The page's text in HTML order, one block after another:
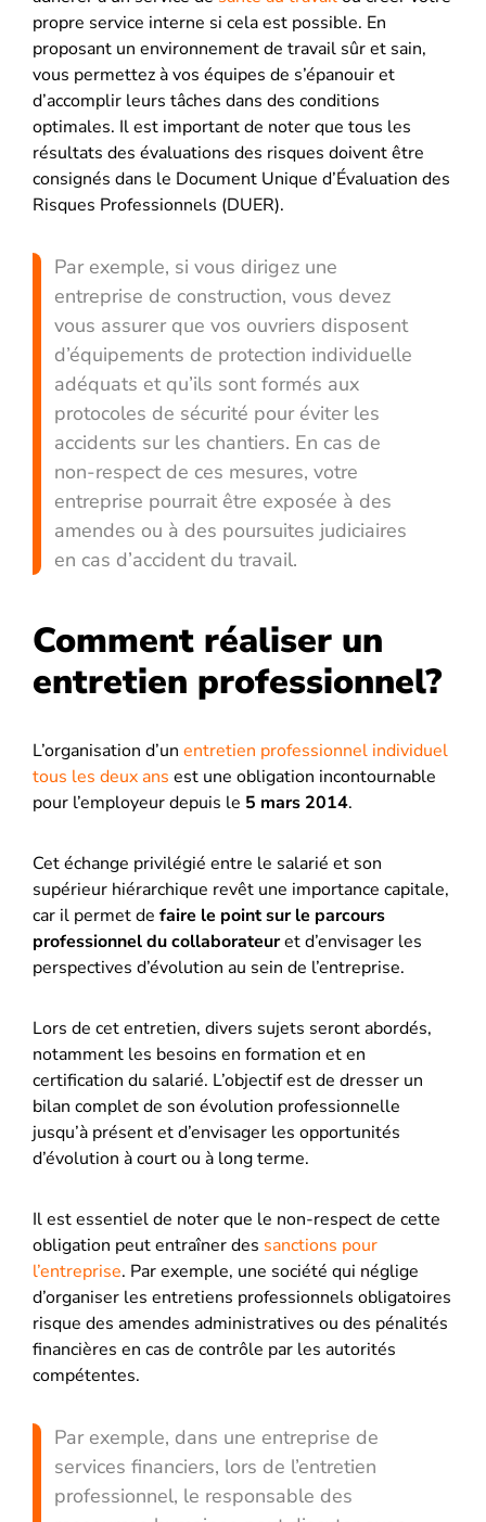
propre service interne si cela est possible. En
proposant un environnement de travail sûr et sain,
vous permettez à vos équipes de s’épanouir et
d’accomplir leurs tâches dans des conditions
optimales. Il est important de noter que tous les
résultats des évaluations des risques doivent être
consignés dans le Document Unique d’Évaluation des
Risques Professionnels (DUER).
Par exemple, si vous dirigez une
entreprise de construction, vous devez
vous assurer que vos ouvriers disposent
d’équipements de protection individuelle
adéquats et qu’ils sont formés aux
protocoles de sécurité pour éviter les
accidents sur les chantiers. En cas de
non-respect de ces mesures, votre
entreprise pourrait être exposée à des
amendes ou à des poursuites judiciaires
en cas d’accident du travail.
Comment réaliser un
entretien professionnel?
L’organisation d’un entretien professionnel individuel
tous les deux ans est une obligation incontournable
pour l’employeur depuis le 5 mars 2014.
Cet échange privilégié entre le salarié et son
supérieur hiérarchique revêt une importance capitale,
car il permet de faire le point sur le parcours
professionnel du collaborateuret d’envisager les
perspectives d’évolution au sein de l’entreprise.
Lors de cet entretien, divers sujets seront abordés,
notamment les besoins en formation et en
certification du salarié. L’objectif est de dresser un
bilan complet de son évolution professionnelle
jusqu’à présent et d’envisager les opportunités
d’évolution à court ou à long terme.
Il est essentiel de noter que le non-respect de cette
obligation peut entraîner des sanctions pour
l’entreprise. Par exemple, une société qui néglige
d’organiser les entretiens professionnels obligatoires
risque des amendes administratives ou des pénalités
financières en cas de contrôle par les autorités
compétentes.
Par exemple, dans une entreprise de
services financiers, lors de l’entretien
professionnel, le responsable des